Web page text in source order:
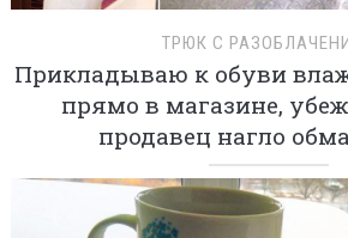
ТРЮК С
Прикладываю к обуви
прямо в магазине,
продавец нагло